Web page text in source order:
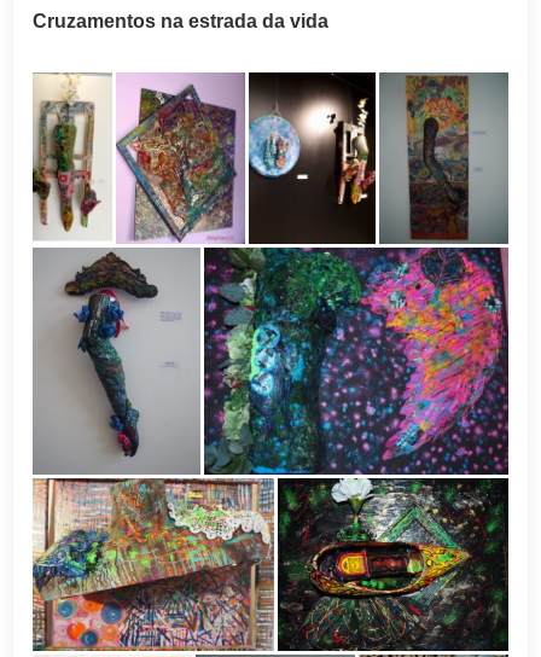
Cruzamentos na estrada da vida